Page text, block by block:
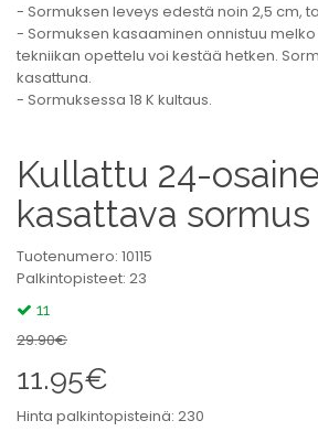
- Sormuksen leveys edestä noin 2,5 cm,
- Sormuksen kasaaminen onnistuu
tekniikan opettelu voi kestää hetken.
kasattuna.
- Sormuksessa 18 K kultaus.
Kullattu 24-
kasattava sormus
Tuotenumero: 10115
Palkintopisteet: 23
11
29.90€
11.95€
Hinta palkintopisteinä: 230